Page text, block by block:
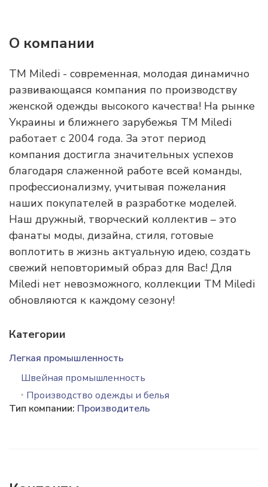
О компании
ТМ Miledi - современная, молодая динамично
развивающаяся компания по производству
женской одежды высокого качества! На рынке
Украины и ближнего зарубежья TM Miledi
работает с 2004 года. За этот период
компания достигла значительных успехов
благодаря слаженной работе всей команды,
профессионализму, учитывая пожелания
наших покупателей в разработке моделей.
Наш дружный, творческий коллектив – это
фанаты моды, дизайна, стиля, готовые
воплотить в жизнь актуальную идею, создать
свежий неповторимый образ для Вас! Для
Miledi нет невозможного, коллекции TM Miledi
обновляются к каждому сезону!
Категории
Легкая промышленность
Швейная промышленность
Производство одежды и белья
Тип компании: Производитель